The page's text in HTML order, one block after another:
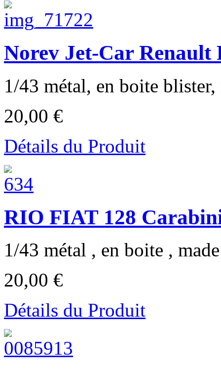
Norev Jet-Car Renault
1/43 métal, en boite
20,00 €
Détails du Produit
RIO FIAT 128
1/43 métal , en boite ,
20,00 €
Détails du Produit